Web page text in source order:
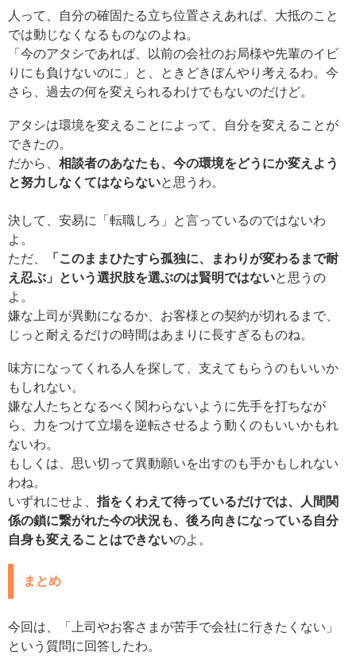
人って、自分の確固たる立ち位置さえあれば、大抵のこと
では動じなくなるものなのよね。
「今のアタシであれば、以前の会社のお局様や先輩のイビ
りにも負けないのに」と、ときどきぼんやり考えるわ。今
さら、過去の何を変えられるわけでもないのだけど。
アタシは環境を変えることによって、自分を変えることが
できたの。
だから、 相談者のあなたも、今の環境をどうにか変えよう
と努力しなくてはならないと思うわ。
決して、安易に「転職しろ」と言っているのではないわ
よ。
ただ、
「このままひたすら孤独に、まわりが変わるまで耐
え忍ぶ」という選択肢を選ぶのは賢明ではないと思うの
よ。
嫌な上司が異動になるか、お客様との契約が切れるまで、
じっと耐えるだけの時間はあまりに長すぎるものね。
味方になってくれる人を探して、支えてもらうのもいいか
もしれない。
嫌な人たちとなるべく関わらないように先手を打ちなが
ら、力をつけて立場を逆転させるよう動くのもいいかもれ
ないわ。
もしくは、思い切って異動願いを出すのも手かもしれない
わね。
いずれにせよ、 指をくわえて待っているだけでは、人間関
係の鎖に繋がれた今の状況も、後ろ向きになっている自分
自身も変えることはできないのよ。
まとめ
今回は、「上司やお客さまが苦手で会社に行きたくない」
という質問に回答したわ。